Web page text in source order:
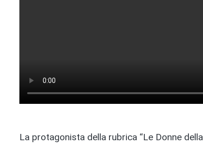
La protagonista della rubrica “Le Donne